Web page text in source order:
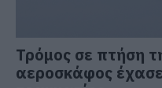
Τρόμος σε πτήση
αεροσκάφος